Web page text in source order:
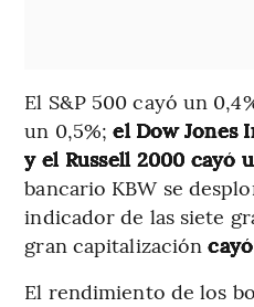
El S&P 500 cayó un
un 0,5%;el Dow Jones
y el Russell 2000 cayó
bancario KBW se
indicador de las siete
gran capitalización
El rendimiento de los